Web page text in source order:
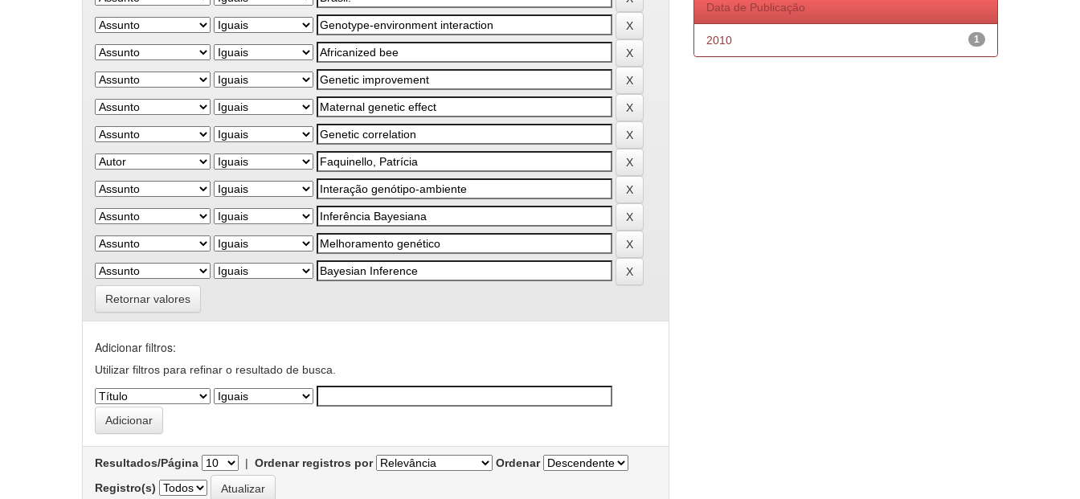
Retornar valores
Adicionar filtros:
Utilizar filtros para refinar o resultado de busca.
Resultados/Página | Ordenar registros por
Ordenar
Registro(s)
Data de Publicação
1
2010